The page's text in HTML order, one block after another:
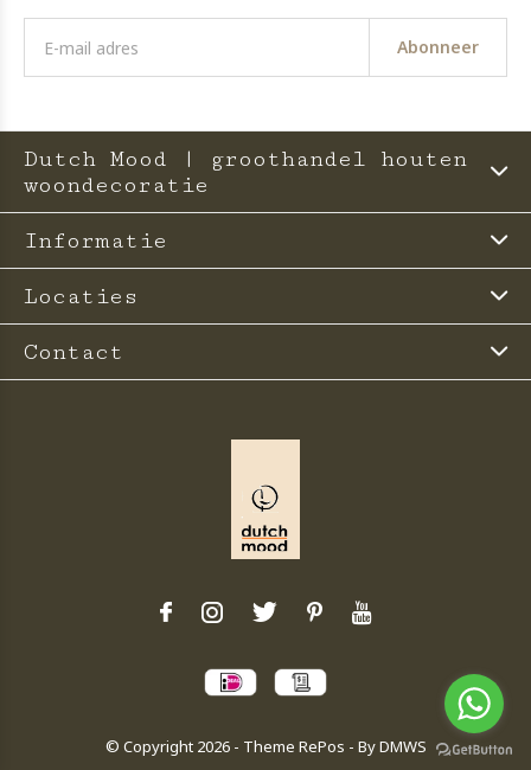
Abonneer
Dutch Mood | groothandel houten
woondecoratie
Informatie
Locaties
Contact
© Copyright 2026- Theme RePos - ByDMWS